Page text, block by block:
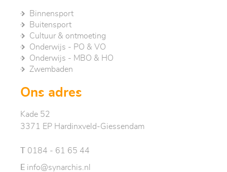
Binnensport
Buitensport
Cultuur & ontmoeting
Onderwijs - PO & VO
Onderwijs - MBO & HO
Zwembaden
Ons adres
Kade 52
3371 EP Hardinxveld-Giessendam
0184 - 61 65 44
E info@synarchis.nl